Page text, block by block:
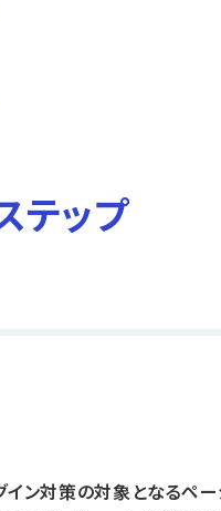
テップ
イン対策の対象となるペー